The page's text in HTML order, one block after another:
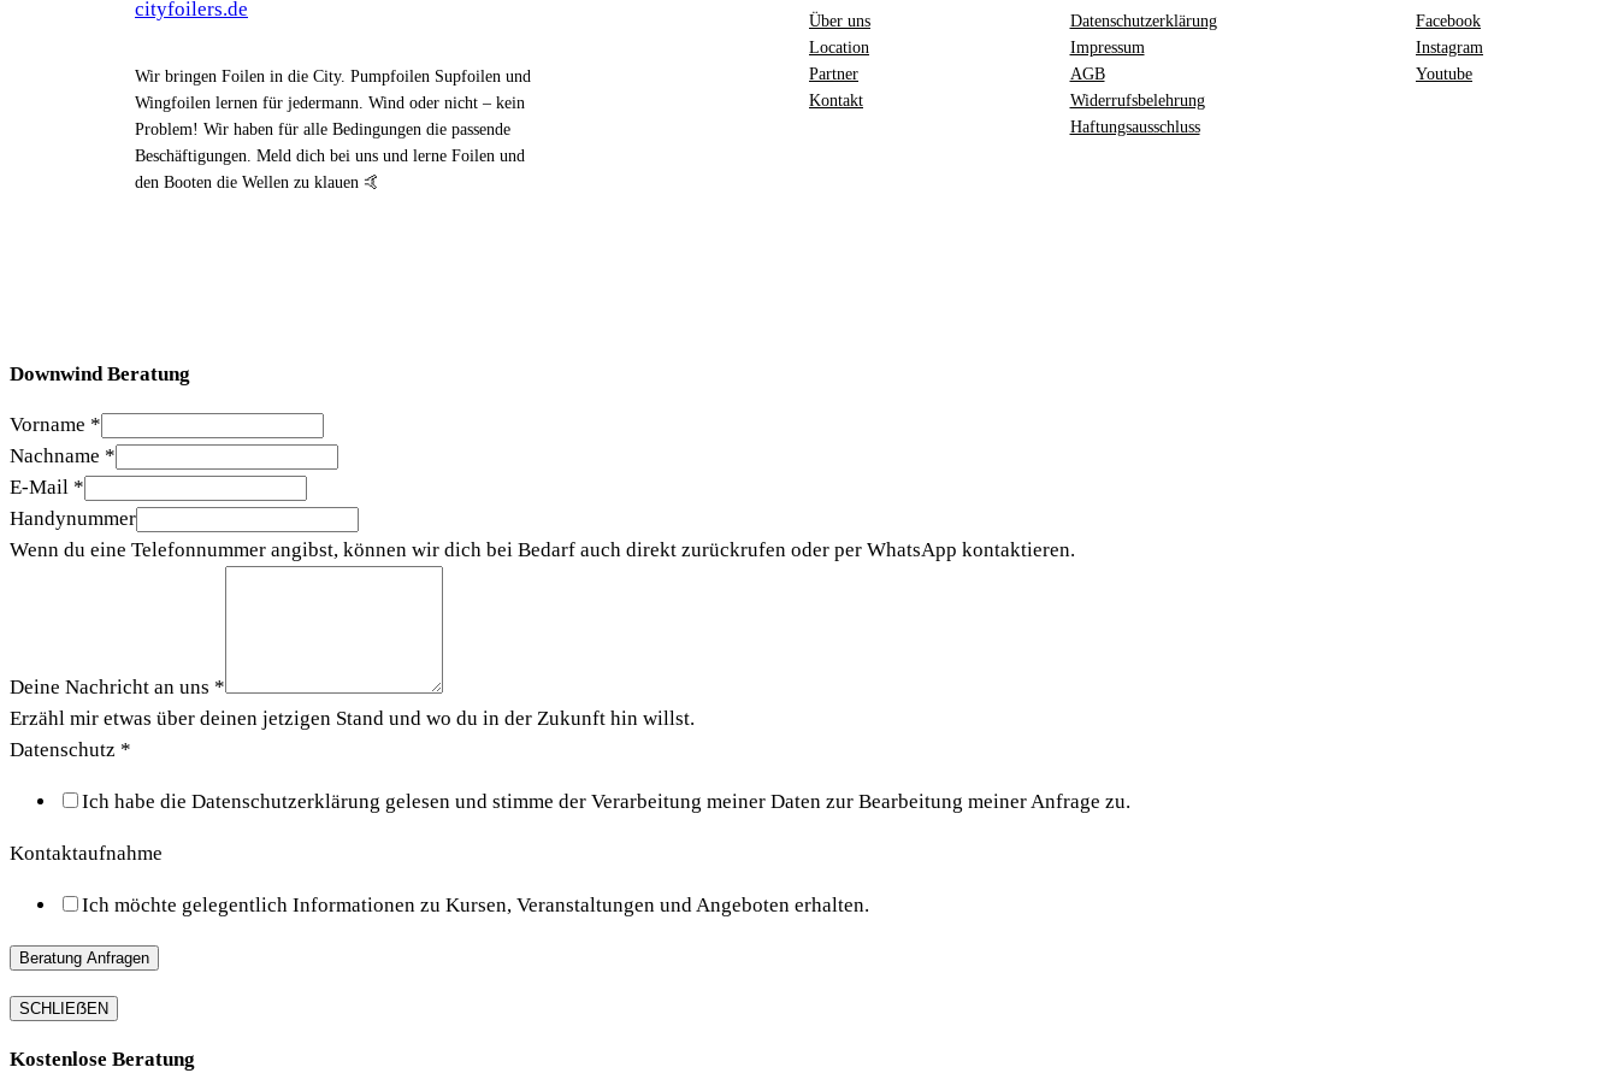
cityfoilers.de
Wir bringen Foilen in die City. Pumpfoilen Supfoilen und
Wingfoilen lernen für jedermann. Wind oder nicht – kein
Problem! Wir haben für alle Bedingungen die passende
Beschäftigungen. Meld dich bei uns und lerne Foilen und
den Booten die Wellen zu klauen 🤙
Über uns
Location
Partner
Kontakt
Datenschutzerklärung
Impressum
AGB
Widerrufsbelehrung
Haftungsausschluss
Facebook
Instagram
Youtube
Downwind Beratung
Vorname *
Nachname *
E-Mail *
Handynummer
Wenn du eine Telefonnummer angibst, können wir dich bei Bedarf auch direkt zurückrufen oder per WhatsApp kontaktieren.
Deine Nachricht an uns *
Erzähl mir etwas über deinen jetzigen Stand und wo du in der Zukunft hin willst.
Datenschutz *
Ich habe die Datenschutzerklärung gelesen und stimme der Verarbeitung meiner Daten zur Bearbeitung meiner Anfrage zu.
Kontaktaufnahme
Ich möchte gelegentlich Informationen zu Kursen, Veranstaltungen und Angeboten erhalten.
Beratung Anfragen
SCHLIEẞEN
Kostenlose Beratung